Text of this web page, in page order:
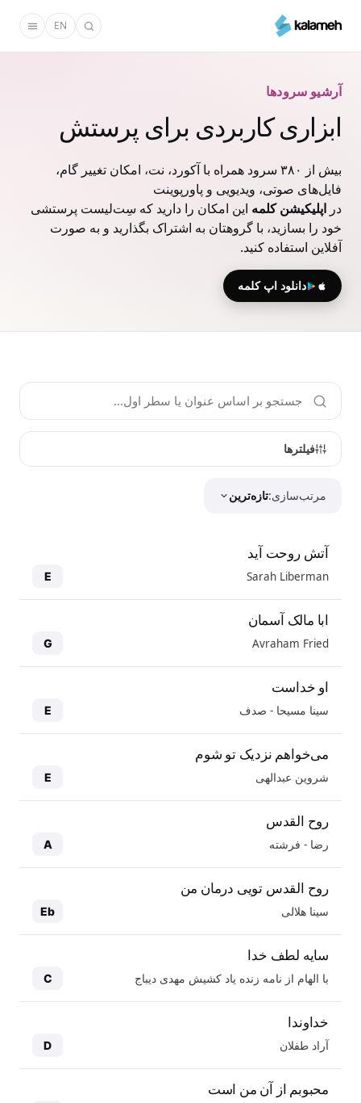
محتوای
EN
آرشیو سرودها
ابزاری کاربردی برای پرستش
بیش از ۳۸۰ سرود همراه با آکورد، نت، امکان تغییر گام،
فایل‌های صوتی، ویدیویی و پاورپوینت
در اپلیکیشن کلمه این امکان را دارید که سِت‌لیست پرستشی
خود را بسازید، با گروهتان به اشتراک بگذارید و به صورت
آفلاین استفاده کنید.
دانلود اپ کلمه
فیلترها
مرتب‌سازی:تازه‌ترین
آتش روحت آید
Sarah Liberman
E
ابا مالک آسمان
Avraham Fried
G
او خداست
سینا مسیحا - صدف E
می‌خواهم نزدیک تو شوم
شروین عبدالهی E
روح القدس
رضا - فرشته A
روح القدس تویی درمان من
سینا هلالی Eb
سایه لطف خدا
با الهام از نامه زنده یاد کشیش مهدی دیباج C
خداوندا
آراد طفلان D
محبوبم از آن من است